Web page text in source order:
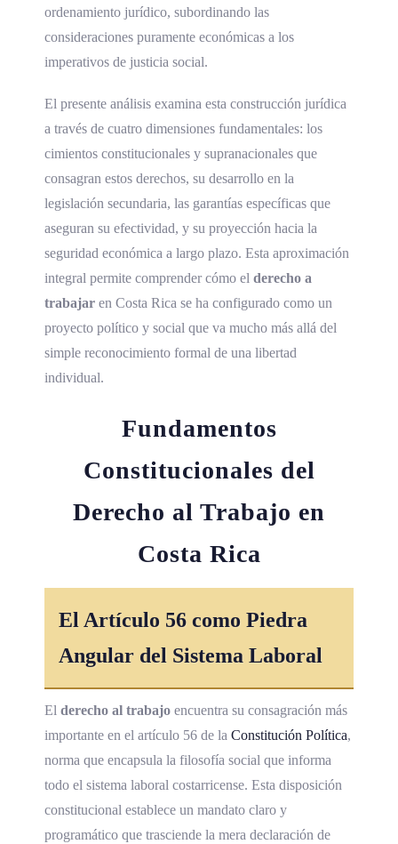
ordenamiento jurídico, subordinando las
consideraciones puramente económicas a los
imperativos de justicia social.
El presente análisis examina esta construcción jurídica
a través de cuatro dimensiones fundamentales: los
cimientos constitucionales y supranacionales que
consagran estos derechos, su desarrollo en la
legislación secundaria, las garantías específicas que
aseguran su efectividad, y su proyección hacia la
seguridad económica a largo plazo. Esta aproximación
integral permite comprender cómo el derecho a
trabajar en Costa Rica se ha configurado como un
proyecto político y social que va mucho más allá del
simple reconocimiento formal de una libertad
individual.
Fundamentos
Constitucionales del
Derecho al Trabajo en
Costa Rica
El Artículo 56 como Piedra
Angular del Sistema Laboral
El derecho al trabajo encuentra su consagración más
importante en el artículo 56 de la Constitución Política,
norma que encapsula la filosofía social que informa
todo el sistema laboral costarricense. Esta disposición
constitucional establece un mandato claro y
programático que trasciende la mera declaración de